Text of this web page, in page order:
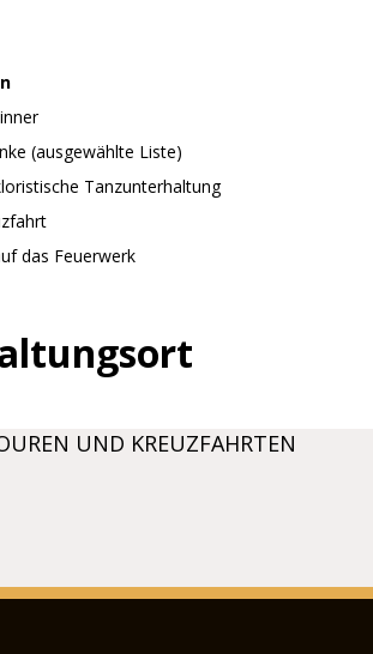
(ausgewählte Liste)
Tanzunterhaltung
das Feuerwerk
UND KREUZFAHRTEN